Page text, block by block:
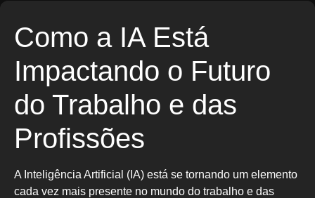
Como a IA Está
Impactando o Futuro
do Trabalho e das
Profissões
A Inteligência Artificial (IA) está se tornando um elemento
cada vez mais presente no mundo do trabalho e das